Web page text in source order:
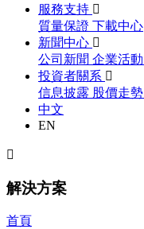
服務支持
質量保證 下載中心
新聞中心
公司新聞 企業活動
投資者關系
信息披露 股價走勢
中文
EN

解決方案
首頁